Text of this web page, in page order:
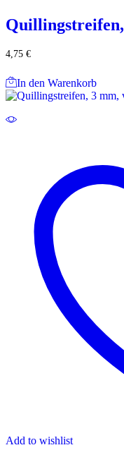
4,75 €
In den Warenkorb
Add to wishlist